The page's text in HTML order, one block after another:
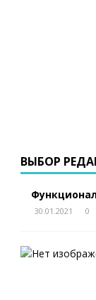
ВЫБОР
30.01.2021 0